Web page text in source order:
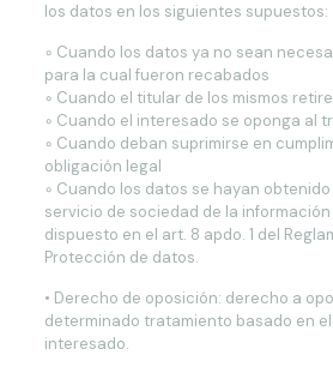
los datos en los siguientes supuestos:
◦ Cuando los datos ya no sean
para la cual fueron recabados
◦ Cuando el titular de los mismos
◦ Cuando el interesado se oponga al
◦ Cuando deban suprimirse en
obligación legal
◦ Cuando los datos se hayan
servicio de sociedad de la información
dispuesto en el art. 8 apdo. 1 del
Protección de datos.
• Derecho de oposición: derecho a
determinado tratamiento basado en
interesado.